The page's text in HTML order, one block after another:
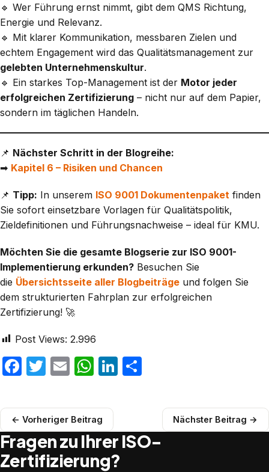
🔹 Wer Führung ernst nimmt, gibt dem QMS Richtung,
Energie und Relevanz.
🔹 Mit klarer Kommunikation, messbaren Zielen und
echtem Engagement wird das Qualitätsmanagement zur
gelebten Unternehmenskultur.
🔹 Ein starkes Top-Management ist der Motor jeder
erfolgreichen Zertifizierung – nicht nur auf dem Papier,
sondern im täglichen Handeln.
📌 Nächster Schritt in der Blogreihe:
➡ Kapitel 6 – Risiken und Chancen
📌 Tipp: In unserem ISO 9001 Dokumentenpaket finden
Sie sofort einsetzbare Vorlagen für Qualitätspolitik,
Zieldefinitionen und Führungsnachweise – ideal für KMU.
Möchten Sie die gesamte Blogserie zur ISO 9001-
Implementierung erkunden? Besuchen Sie
die Übersichtsseite aller Blogbeiträge und folgen Sie
dem strukturierten Fahrplan zur erfolgreichen
Zertifizierung! 🚀
Post Views: 2.996
Facebook
Twitter
EmailWhatsApp
LinkedIn
← Vorheriger Beitrag Nächster Beitrag →
Fragen zu Ihrer ISO-
Zertifizierung?